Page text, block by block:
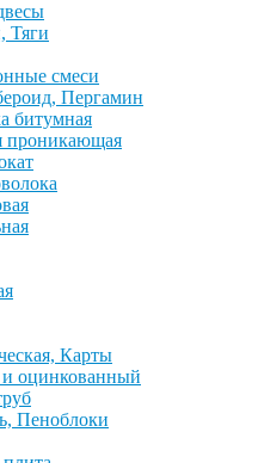
Тяги
смеси
Пергамин
битумная
проникающая
Карты
и оцинкованный
Пеноблоки